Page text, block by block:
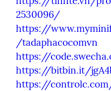
2530096/
https://
/tadaphacocomvn
https://
https://bitbin.it/
https://